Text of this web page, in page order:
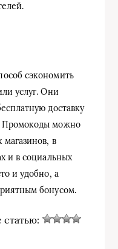
сэкономить
услуг. Они
доставку
Промокоды можно
в
и в социальных
и удобно, а
бонусом.